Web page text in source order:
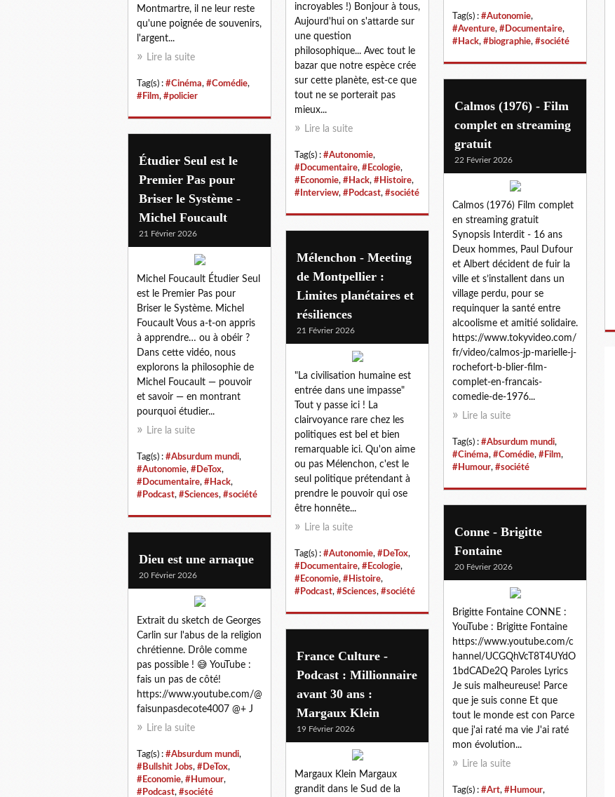
Montmartre, il ne leur reste
qu'une poignée de souvenirs,
l'argent...
Lire la suite
Tag(s) : #Cinéma, #Comédie,
#Film, #policier
incroyables !) Bonjour à tous,
Aujourd'hui on s'attarde sur
une question
philosophique... Avec tout le
bazar que notre espèce crée
sur cette planète, est-ce que
tout ne se porterait pas
mieux...
Lire la suite
Tag(s) : #Autonomie,
#Documentaire, #Ecologie,
#Economie, #Hack, #Histoire,
#Interview, #Podcast, #société
Tag(s) : #Autonomie,
#Aventure, #Documentaire,
#Hack, #biographie, #société
Calmos (1976) - Film
complet en streaming
gratuit
22 Février 2026
Calmos (1976) Film complet
en streaming gratuit
Synopsis Interdit - 16 ans
Deux hommes, Paul Dufour
et Albert décident de fuir la
ville et s’installent dans un
village perdu, pour se
requinquer la santé entre
alcoolisme et amitié solidaire.
https://www.tokyvideo.com/
fr/video/calmos-jp-marielle-j-
rochefort-b-blier-film-
complet-en-francais-
comedie-de-1976...
Lire la suite
Tag(s) : #Absurdum mundi,
#Cinéma, #Comédie, #Film,
#Humour, #société
Étudier Seul est le
Premier Pas pour
Briser le Système -
Michel Foucault
21 Février 2026
Michel Foucault Étudier Seul
est le Premier Pas pour
Briser le Système. Michel
Foucault Vous a-t-on appris
à apprendre… ou à obéir ?
Dans cette vidéo, nous
explorons la philosophie de
Michel Foucault — pouvoir
et savoir — en montrant
pourquoi étudier...
Lire la suite
Tag(s) : #Absurdum mundi,
#Autonomie, #DeTox,
#Documentaire, #Hack,
#Podcast, #Sciences, #société
Mélenchon - Meeting
de Montpellier :
Limites planétaires et
résiliences
21 Février 2026
"La civilisation humaine est
entrée dans une impasse"
Tout y passe ici ! La
clairvoyance rare chez les
politiques est bel et bien
remarquable ici. Qu'on aime
ou pas Mélenchon, c'est le
seul politique prétendant à
prendre le pouvoir qui ose
être honnête...
Lire la suite
Tag(s) : #Autonomie, #DeTox,
#Documentaire, #Ecologie,
#Economie, #Histoire,
#Podcast, #Sciences, #société
Conne - Brigitte
Fontaine
20 Février 2026
Brigitte Fontaine CONNE :
YouTube : Brigitte Fontaine
https://www.youtube.com/c
hannel/UCGQhVcT8T4UYdO
1bdCADe2Q Paroles Lyrics
Je suis malheureuse! Parce
que je suis conne Et que
tout le monde est con Parce
que j'ai raté ma vie J'ai raté
mon évolution...
Lire la suite
Tag(s) : #Art, #Humour,
Dieu est une arnaque
20 Février 2026
Extrait du sketch de Georges
Carlin sur l'abus de la religion
chrétienne. Drôle comme
pas possible ! 😅 YouTube :
fais un pas de côté!
https://www.youtube.com/@
faisunpasdecote4007 @+ J
Lire la suite
Tag(s) : #Absurdum mundi,
#Bullshit Jobs, #DeTox,
#Economie, #Humour,
#Podcast, #société
France Culture -
Podcast : Millionnaire
avant 30 ans :
Margaux Klein
19 Février 2026
Margaux Klein Margaux
grandit dans le Sud de la